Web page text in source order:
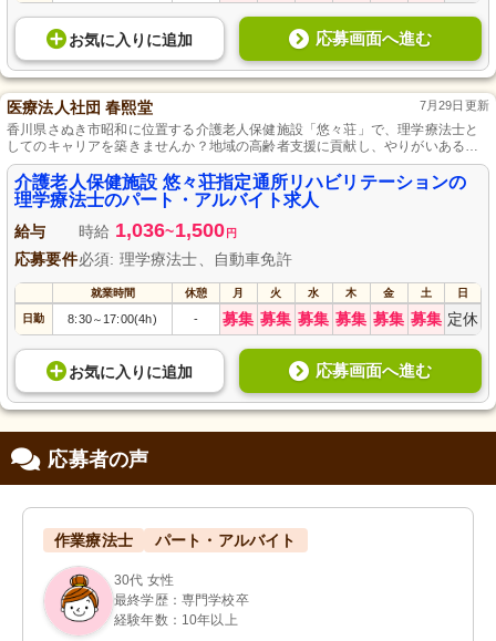
お気に入り に追加 応募画面へ進む
医療法人社団 春熙堂 7月29日更新
香川県さぬき市昭和に位置する介護老人保健施設「悠々荘」で、理学療法士と
してのキャリアを築きませんか？地域の高齢者支援に貢献し、やりがいある職
場です。未経験者やブランクのある方も大歓迎！柔軟な勤務形態でワークライ
フバランスを実現しながら、利用者様の笑顔と健康をサポートしましょう。自
動車免許をお持ちで理学療法士の資格がある方、ぜひご応募ください。安心し
て働ける温かい職場環境をご提供します。
介護老人保健施設 悠々荘指定通所リハビリテーションの
理学療法士のパート・アルバイト求人
給与 時給 1,036~1,500 円
応募要件必須: 理学療法士、自動車免許
就業時間 休憩 月 火 水 木 金 土 日
日勤 8:30～17:00(4h) - 募集 募集 募集 募集 募集 募集 定休
お気に入り に追加 応募画面へ進む
応募者の声
作業療法士 パート・アルバイト
30代 女性
最終学歴：専門学校卒
経験年数：10年以上